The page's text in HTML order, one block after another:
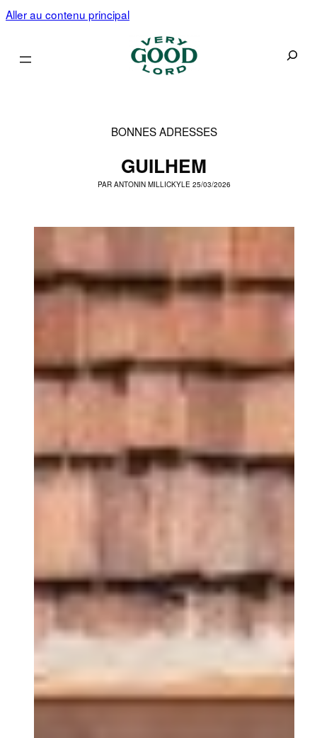
Aller au contenu principal
BONNES ADRESSES
GUILHEM
PAR ANTONIN MILLICKYLE 25/03/2026